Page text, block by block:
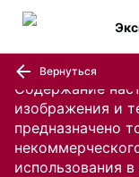
Содержание
изображения и
предназначено
использования
Вернуться